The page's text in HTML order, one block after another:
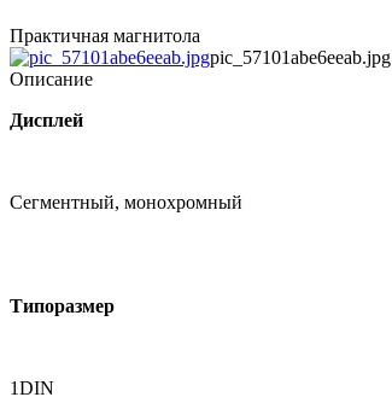
Практичная магнитола
pic_57101abe6eeab.jpg
Описание
Дисплей
Сегментный, монохромный
Типоразмер
1DIN